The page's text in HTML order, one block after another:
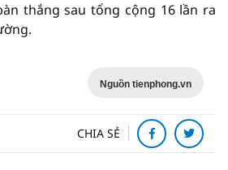
thắng sau tổng cộng 16 lần ra
Nguồn tienphong.vn
CHIA SẺ